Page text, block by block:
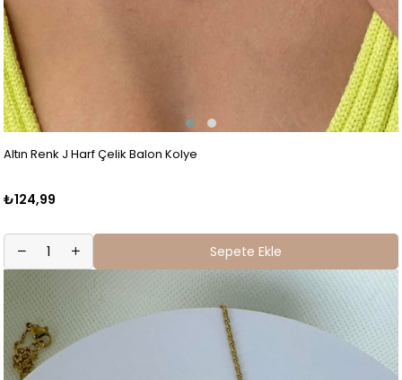
Altın Renk J Harf Çelik Balon Kolye
₺124,99
Sepete Ekle